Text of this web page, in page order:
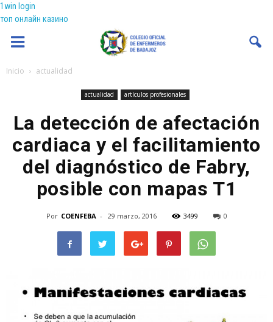
1win login
топ онлайн казино
Coenfeba
Inicio actualidad
actualidad artículos profesionales
La detección de afectación
cardiaca y el facilitamiento
del diagnóstico de Fabry,
posible con mapas T1
Por COENFEBA - 29 marzo, 2016 3499 0